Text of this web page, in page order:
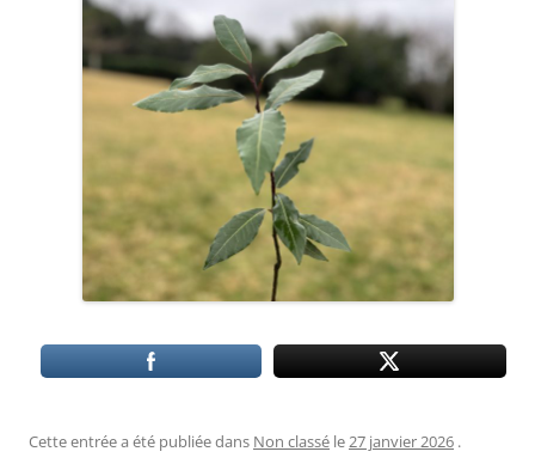
Cette entrée a été publiée dans Non classé le27 janvier 2026 .